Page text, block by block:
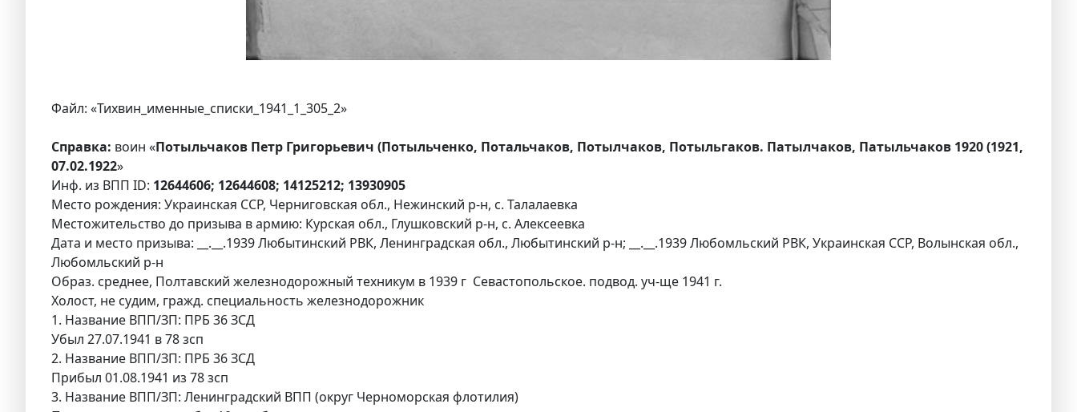
Файл: «Тихвин_именные_списки_1941_1_305_2»
Справка: воин «Потыльчаков Петр Григорьевич (Потыльченко, Потальчаков, Потылчаков, Потыльгаков. Патылчаков, Патыльчаков 1920 (1921,
07.02.1922»
Инф. из ВПП ID: 12644606; 12644608; 14125212; 13930905
Место рождения: Украинская ССР, Черниговская обл., Нежинский р-н, с. Талалаевка
Местожительство до призыва в армию: Курская обл., Глушковский р-н, с. Алексеевка
Дата и место призыва: __.__.1939 Любытинский РВК, Ленинградская обл., Любытинский р-н; __.__.1939 Любомльский РВК, Украинская ССР, Волынская обл.,
Любомльский р-н
Образ. среднее, Полтавский железнодорожный техникум в 1939 г Севастопольское. подвод. уч-ще 1941 г.
Холост, не судим, гражд. специальность железнодорожник
1. Название ВПП/ЗП: ПРБ 36 ЗСД
Убыл 27.07.1941 в 78 зсп
2. Название ВПП/ЗП: ПРБ 36 ЗСД
Прибыл 01.08.1941 из 78 зсп
3. Название ВПП/ЗП: Ленинградский ВПП (округ Черноморская флотилия)